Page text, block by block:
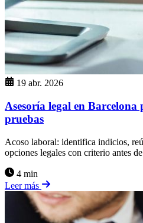
19 abr. 2026
Asesoría legal en
pruebas
Acoso laboral: identifica indicios,
opciones legales con criterio antes
4 min
Leer más